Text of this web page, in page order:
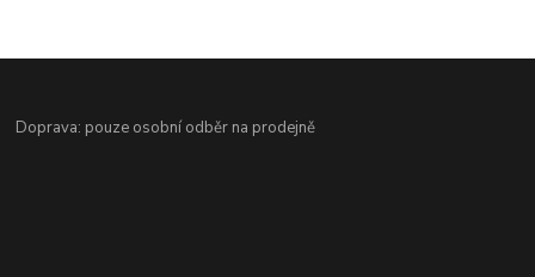
Doprava: pouze osobní odběr na prodejně